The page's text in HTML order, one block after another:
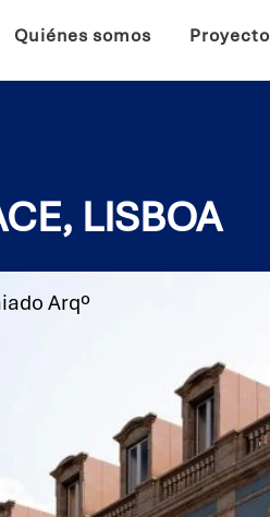
Quiénes somos
LISBOA
Arqº